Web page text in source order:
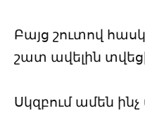
Բայց շուտով
շատ ավելին
Սկզբում ամեն